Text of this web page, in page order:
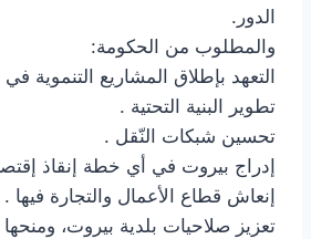
الدور.
والمطلوب من الحكومة:
التعهد بإطلاق المشاريع التنموية
تطوير البنية التحتية .
تحسين شبكات النّقل .
إدراج بيروت في أي خطة إنقاذ
إنعاش قطاع الأعمال والتجارة فيها .
تعزيز صلاحيات بلدية بيروت، ومنحها